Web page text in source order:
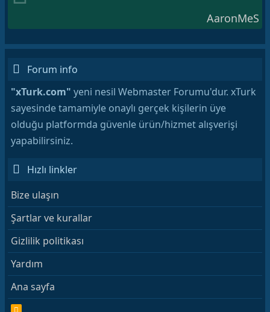
AaronMeS
Forum info
"xTurk.com" yeni nesil Webmaster Forumu'dur. xTurk
sayesinde tamamiyle onaylı gerçek kişilerin üye
olduğu platformda güvenle ürün/hizmet alışverişi
yapabilirsiniz.
Hızlı linkler
Bize ulaşın
Şartlar ve kurallar
Gizlilik politikası
Yardım
Ana sayfa